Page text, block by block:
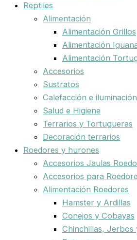
Reptiles
Alimentación
Alimentación Grillos
Alimentación
Alimentación
Accesorios
Sustratos
Calefacción e iluminación
Salud e Higiene
Terrarios y Tortugueras
Decoración terrarios
Roedores y hurones
Accesorios Jaulas
Accesorios para
Alimentación Roedores
Hamster y Ardillas
Conejos y Cobayas
Chinchillas, Jerbos